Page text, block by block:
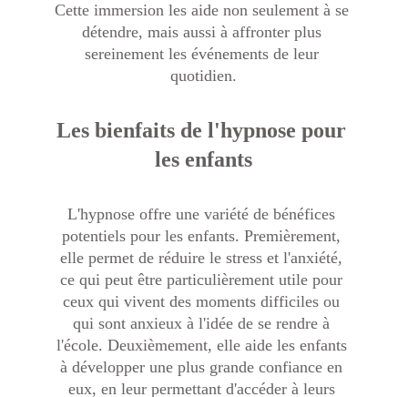
Cette immersion les aide non seulement à se
détendre, mais aussi à affronter plus
sereinement les événements de leur
quotidien.
Les bienfaits de l'hypnose pour
les enfants
L'hypnose offre une variété de bénéfices
potentiels pour les enfants. Premièrement,
elle permet de réduire le stress et l'anxiété,
ce qui peut être particulièrement utile pour
ceux qui vivent des moments difficiles ou
qui sont anxieux à l'idée de se rendre à
l'école. Deuxièmement, elle aide les enfants
à développer une plus grande confiance en
eux, en leur permettant d'accéder à leurs